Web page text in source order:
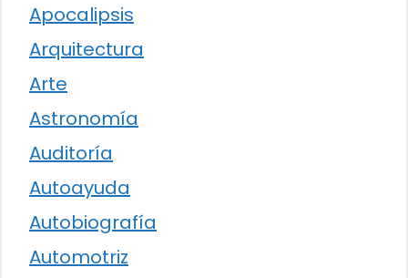
Apocalipsis
Arquitectura
Arte
Astronomía
Auditoría
Autoayuda
Autobiografía
Automotriz